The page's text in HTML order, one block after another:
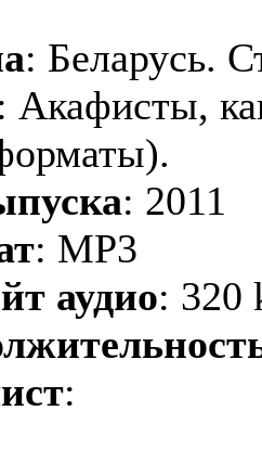
: Беларусь.
: Акафисты,
: 2011
: MP3
аудио: 320
: